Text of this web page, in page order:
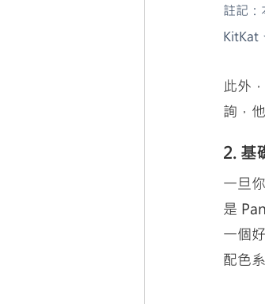
註記
KitKat
此外
詢，
2. 基
一旦
是
一個
配色